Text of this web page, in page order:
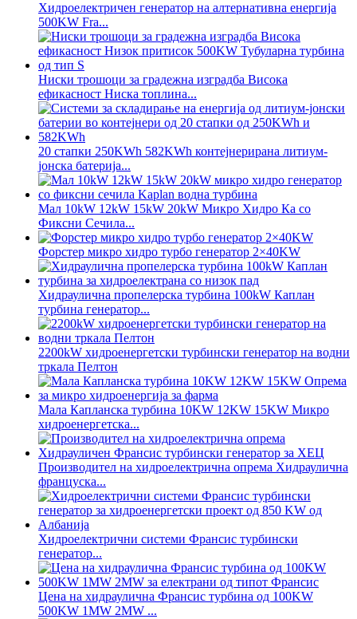
Хидроелектричен генератор на алтернативна енергија
500KW Fra...
Ниски трошоци за градежна изградба Висока
ефикасност Ниска топлина...
20 стапки 250KWh 582KWh контејнерирана литиум-
јонска батерија...
Мал 10kW 12kW 15kW 20kW Микро Хидро Ка со
Фиксни Сечила...
Форстер микро хидро турбо генератор 2×40KW
Хидраулична пропелерска турбина 100kW Каплан
турбина генератор...
2200kW хидроенергетски турбински генератор на водни
тркала Пелтон
Мала Капланска турбина 10KW 12KW 15KW Микро
хидроенергетска...
Производител на хидроелектрична опрема Хидраулична
француска...
Хидроелектрични системи Франсис турбински
генератор...
Цена на хидраулична Франсис турбина од 100KW
500KW 1MW 2MW ...